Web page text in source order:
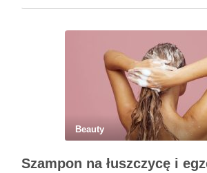
takimi jak zmarszczki, trądzik czy
Beauty